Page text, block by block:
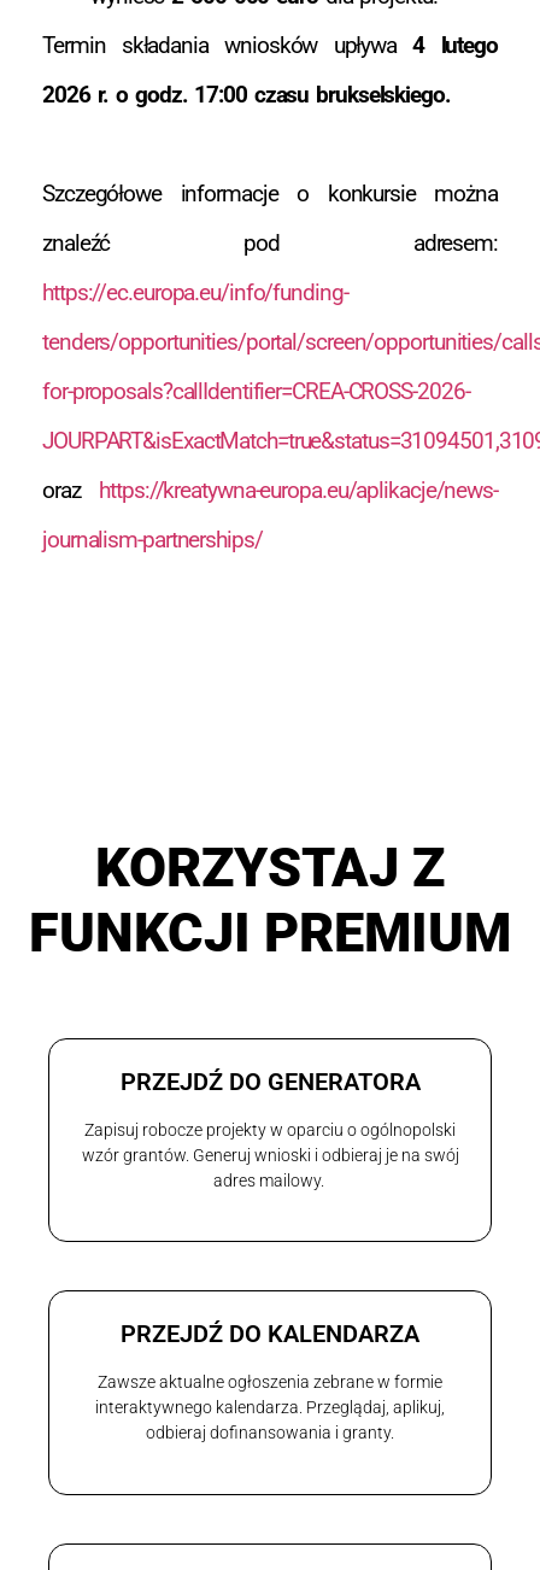
Termin składania wniosków upływa4 lutego
2026 r. o godz. 17:00 czasu brukselskiego.
Szczegółowe informacje o konkursie można
znaleźć pod adresem:
https://ec.europa.eu/info/funding-
tenders/opportunities/portal/screen/opportunities/
for-proposals?callIdentifier=CREA-CROSS-2026-
oraz https://kreatywna-europa.eu/aplikacje/news-
journalism-partnerships/
KORZYSTAJ Z
FUNKCJI PREMIUM
PRZEJDŹ DO GENERATORA
Zapisuj robocze projekty w oparciu o ogólnopolski
wzór grantów. Generuj wnioski i odbieraj je na swój
adres mailowy.
PRZEJDŹ DO KALENDARZA
Zawsze aktualne ogłoszenia zebrane w formie
interaktywnego kalendarza. Przeglądaj, aplikuj,
odbieraj dofinansowania i granty.